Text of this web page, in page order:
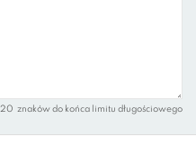
120 znaków do końca limitu długościowego